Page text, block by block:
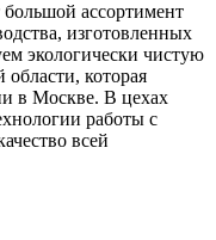
ассортимент
изготовленных
экологически чистую
которая
в Москве. В цехах
работы с
всей